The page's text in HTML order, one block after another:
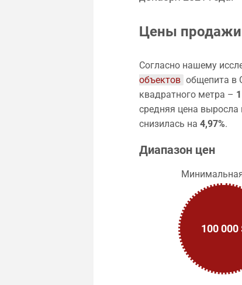
Цены продажи
Согласно нашему
объектов общепита в
квадратного метра –
средняя цена выросла
снизилась на 4,97%.
Диапазон цен
100 000